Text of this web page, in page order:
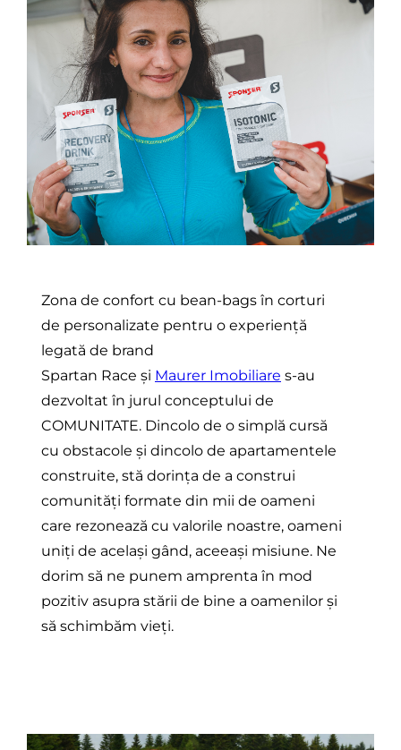
Zona de confort cu bean-bags în corturi
de personalizate pentru o experiență
legată de brand
Spartan Race și Maurer Imobiliare s-au
dezvoltat în jurul conceptului de
COMUNITATE. Dincolo de o simplă cursă
cu obstacole și dincolo de apartamentele
construite, stă dorința de a construi
comunități formate din mii de oameni
care rezonează cu valorile noastre, oameni
uniți de același gând, aceeași misiune. Ne
dorim să ne punem amprenta în mod
pozitiv asupra stării de bine a oamenilor și
să schimbăm vieți.